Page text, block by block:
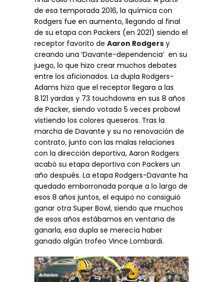
de esa temporada 2016, la química con
Rodgers fue en aumento, llegando al final
de su etapa con Packers (en 2021) siendo el
receptor favorito de Aaron Rodgers y
creando una ‘Davante-dependencia’ en su
juego, lo que hizo crear muchos debates
entre los aficionados. La dupla Rodgers-
Adams hizo que el receptor llegara a las
8.121 yardas y 73 touchdowns en sus 8 años
de Packer, siendo votado 5 veces probowl
vistiendo los colores queseros. Tras la
marcha de Davante y su no renovación de
contrato, junto con las malas relaciones
con la dirección deportiva, Aaron Rodgers
acabó su etapa deportiva con Packers un
año después. La etapa Rodgers-Davante ha
quedado emborronada porque a lo largo de
esos 8 años juntos, el equipo no consiguió
ganar otra Super Bowl, siendo que muchos
de esos años estábamos en ventana de
ganarla, esa dupla se merecía haber
ganado algún trofeo Vince Lombardi.